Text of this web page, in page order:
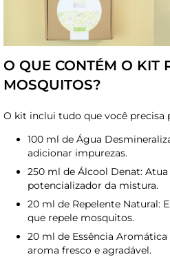
O QUE CONTÉM O KIT
MOSQUITOS?
O kit inclui tudo que você precisa
100 ml de Água
adicionar impurezas.
250 ml de Álcool Denat:
potencializador da mistura.
20 ml de Repelente Natural:
que repele mosquitos.
20 ml de Essência
aroma fresco e agradável.